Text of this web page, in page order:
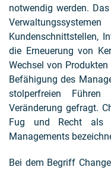
notwendig werden.
Kundenschnittstellen,
die Erneuerung von
Wechsel von
Befähigung des
stolperfreien
Veränderung gefragt.
Fug und Recht als
Managements
Bei dem Begriff